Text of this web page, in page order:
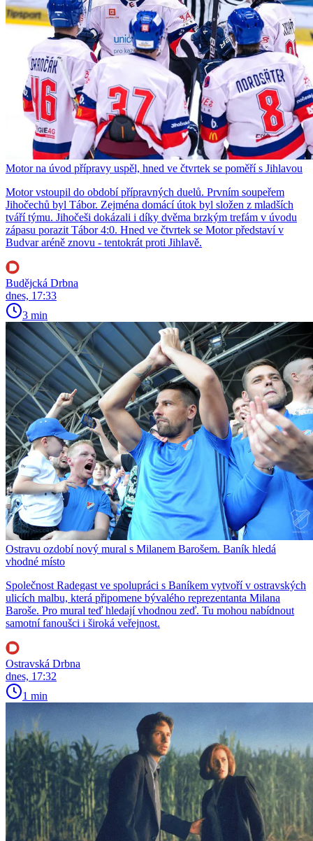
Motor na úvod přípravy uspěl, hned ve čtvrtek se poměří s Jihlavou
Motor vstoupil do období přípravných duelů. Prvním soupeřem
Jihočechů byl Tábor. Zejména domácí útok byl složen z mladších
tváří týmu. Jihočeši dokázali i díky dvěma brzkým trefám v úvodu
zápasu porazit Tábor 4:0. Hned ve čtvrtek se Motor představí v
Budvar aréně znovu - tentokrát proti Jihlavě.
Budějcká Drbna
dnes, 17:33
3 min
Ostravu ozdobí nový mural s Milanem Barošem. Baník hledá
vhodné místo
Společnost Radegast ve spolupráci s Baníkem vytvoří v ostravských
ulicích malbu, která připomene bývalého reprezentanta Milana
Baroše. Pro mural teď hledají vhodnou zeď. Tu mohou nabídnout
samotní fanoušci i široká veřejnost.
Ostravská Drbna
dnes, 17:32
1 min